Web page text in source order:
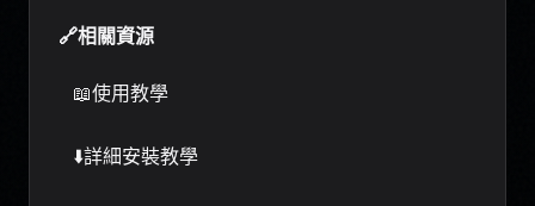
🔗相關資源
📖使用教學
⬇️詳細安裝教學